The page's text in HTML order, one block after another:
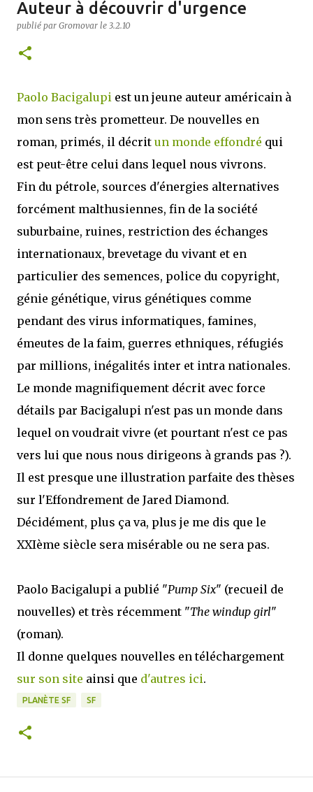
Auteur à découvrir d'urgence
publié par Gromovar le 3.2.10
Paolo Bacigalupi est un jeune auteur américain à
mon sens très prometteur. De nouvelles en
roman, primés, il décrit un monde effondré qui
est peut-être celui dans lequel nous vivrons.
Fin du pétrole, sources d'énergies alternatives
forcément malthusiennes, fin de la société
suburbaine, ruines, restriction des échanges
internationaux, brevetage du vivant et en
particulier des semences, police du copyright,
génie génétique, virus génétiques comme
pendant des virus informatiques, famines,
émeutes de la faim, guerres ethniques, réfugiés
par millions, inégalités inter et intra nationales.
Le monde magnifiquement décrit avec force
détails par Bacigalupi n'est pas un monde dans
lequel on voudrait vivre (et pourtant n'est ce pas
vers lui que nous nous dirigeons à grands pas ?).
Il est presque une illustration parfaite des thèses
sur l'Effondrement de Jared Diamond.
Décidément, plus ça va, plus je me dis que le
XXIème siècle sera misérable ou ne sera pas.
Paolo Bacigalupi a publié "Pump Six" (recueil de
nouvelles) et très récemment "The windup girl"
(roman).
Il donne quelques nouvelles en téléchargement
sur son site ainsi que d'autres ici.
PLANÈTE SF SF